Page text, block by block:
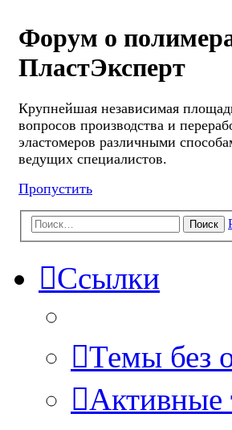
Форум о
ПластЭксперт
Крупнейшая независимая
вопросов производства и
эластомеров различными
ведущих специалистов.
Пропустить
Поиск
Ссылки
Темы без
Активные